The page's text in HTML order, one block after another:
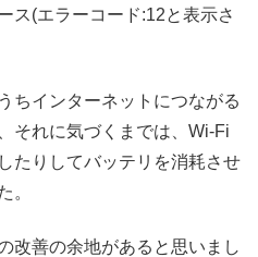
ス(エラーコード:12と表示さ
ちインターネットにつながる
それに気づくまでは、Wi-Fi
たりしてバッテリを消耗させ
。
改善の余地があると思いまし